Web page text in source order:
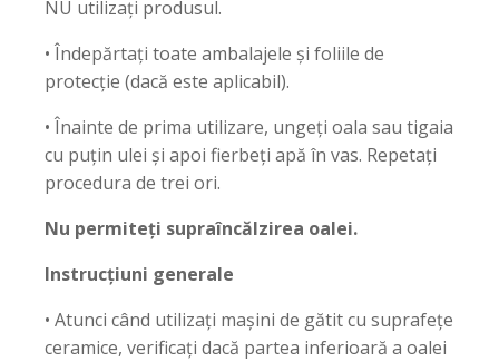
NU utilizați produsul.
• Îndepărtați toate ambalajele și foliile de
protecție (dacă este aplicabil).
• Înainte de prima utilizare, ungeți oala sau tigaia
cu puțin ulei și apoi fierbeți apă în vas. Repetați
procedura de trei ori.
Nu permiteți supraîncălzirea oalei.
Instrucțiuni generale
• Atunci când utilizați mașini de gătit cu suprafețe
ceramice, verificați dacă partea inferioară a oalei